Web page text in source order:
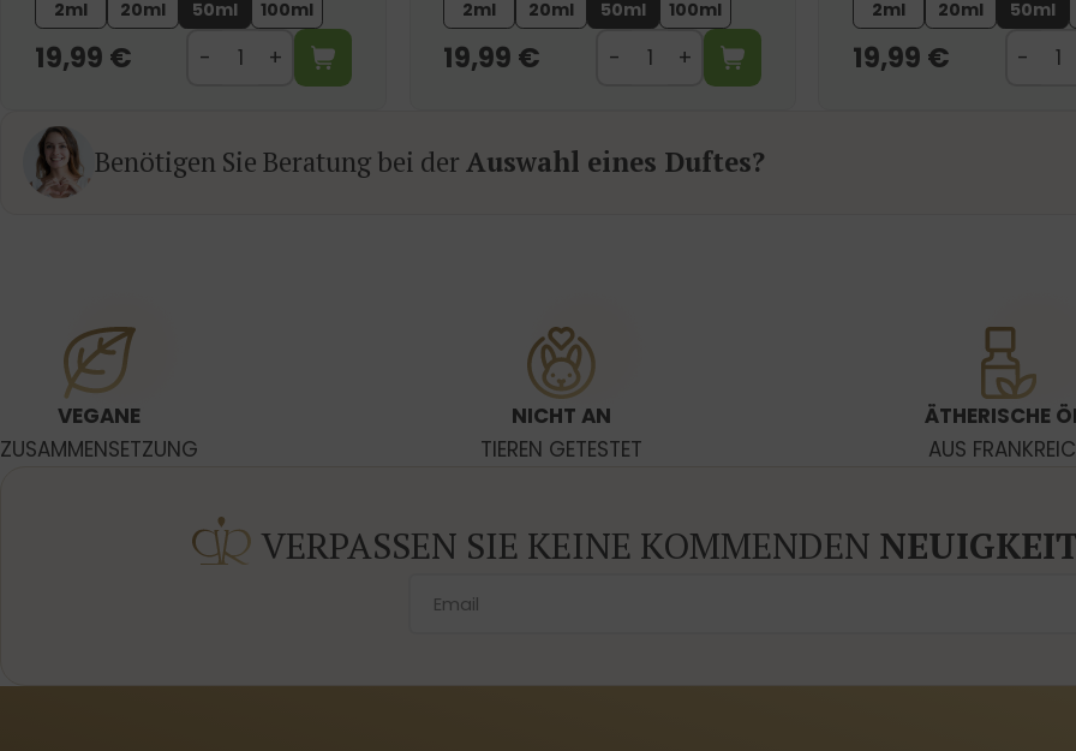
2ml 20ml 50ml 100ml
19,99 €
2ml 20ml 50ml 100ml
19,99 €
2ml 20ml 50ml
19,99 €
Benötigen Sie Beratung bei derAuswahl eines Duftes?
VEGANE
ZUSAMMENSETZUNG
NICHT AN
TIEREN GETESTET
ÄTHERISCHE
AUS
VERPASSEN SIE KEINE KOMMENDEN